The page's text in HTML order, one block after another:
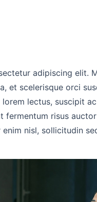
adipiscing elit.
et scelerisque orci
lectus, suscipit
fermentum risus
nisl, sollicitudin